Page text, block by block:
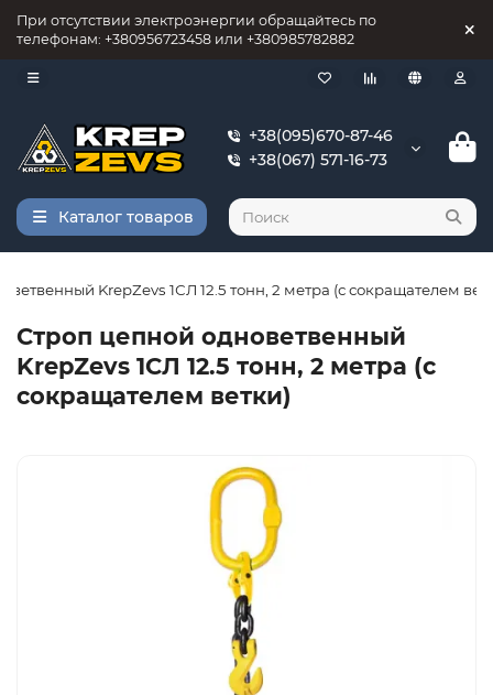
При отсутствии электроэнергии обращайтесь по
телефонам: +380956723458 или +380985782882
+38(095)670-87-46
+38(067) 571-16-73
Каталог товаров
KrepZevs 1СЛ 12.5 тонн, 2 метра (с сокращателем
Строп цепной одноветвенный
KrepZevs 1СЛ 12.5 тонн, 2 метра (с
сокращателем ветки)